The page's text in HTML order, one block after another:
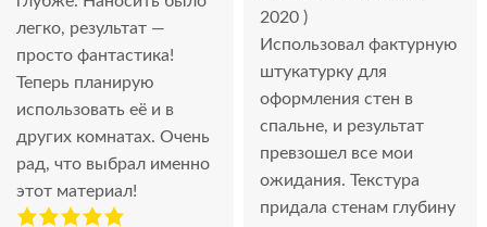
легко, результат —
просто фантастика!
Теперь планирую
использовать её и в
других комнатах. Очень
рад, что выбрал именно
этот материал!
2020 )
Использовал фактурную
штукатурку для
оформления стен в
спальне, и результат
превзошел все мои
ожидания. Текстура
придала стенам глубину